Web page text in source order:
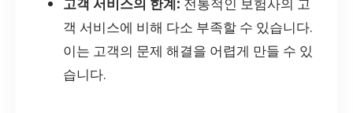
고객 서비스의 한계: 전통적인 보험사의 고
객 서비스에 비해 다소 부족할 수 있습니다.
이는 고객의 문제 해결을 어렵게 만들 수 있
습니다.